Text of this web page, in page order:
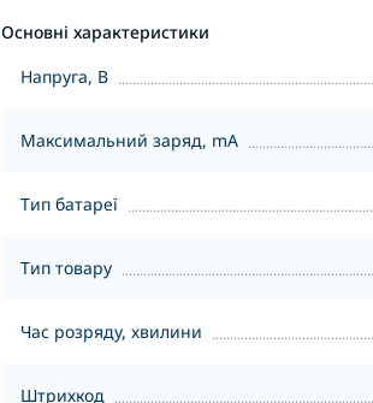
Основні характеристики
Напруга, В
Максимальний заряд, mA
Тип батареї
Тип товару
Час розряду, хвилини
Штрихкод